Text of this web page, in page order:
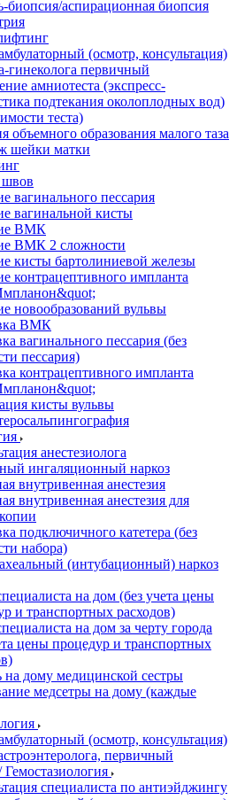
биопсия/аспирационная биопсия
(осмотр, консультация)
гинеколога первичный
амниотеста (экспресс-
подтекания околоплодных вод)
теста)
объемного образования малого таза
шейки матки
вагинального пессария
вагинальной кисты
ВМК
ВМК 2 сложности
кисты бартолиниевой железы
контрацептивного импланта
новообразований вульвы
ВМК
вагинального пессария (без
пессария)
контрацептивного импланта
кисты вульвы
анестезиолога
ингаляционный наркоз
внутривенная анестезия
внутривенная анестезия для
подключичного катетера (без
набора)
(интубационный) наркоз
на дом (без учета цены
и транспортных расходов)
на дом за черту города
цены процедур и транспортных
дому медицинской сестры
медсетры на дому (каждые
(осмотр, консультация)
первичный
Гемостазиология
специалиста по антиэйджингу